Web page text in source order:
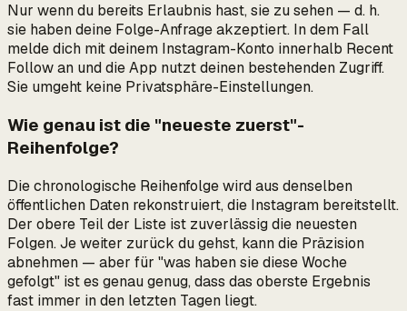
Nur wenn du bereits Erlaubnis hast, sie zu sehen — d. h.
sie haben deine Folge-Anfrage akzeptiert. In dem Fall
melde dich mit deinem Instagram-Konto innerhalb Recent
Follow an und die App nutzt deinen bestehenden Zugriff.
Sie umgeht keine Privatsphäre-Einstellungen.
Wie genau ist die "neueste zuerst"-
Reihenfolge?
Die chronologische Reihenfolge wird aus denselben
öffentlichen Daten rekonstruiert, die Instagram bereitstellt.
Der obere Teil der Liste ist zuverlässig die neuesten
Folgen. Je weiter zurück du gehst, kann die Präzision
abnehmen — aber für "was haben sie diese Woche
gefolgt" ist es genau genug, dass das oberste Ergebnis
fast immer in den letzten Tagen liegt.